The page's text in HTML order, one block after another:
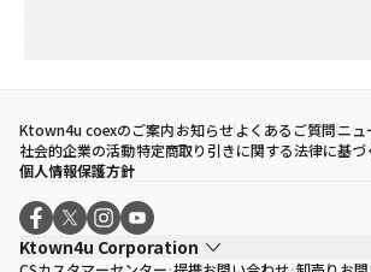
Ktown4u coexのご案内お知らせよくあるご質問ニュ
社会的企業の活動特定商取り引きに関する法律に基づ
個人情報保護方針
Ktown4u Corporation